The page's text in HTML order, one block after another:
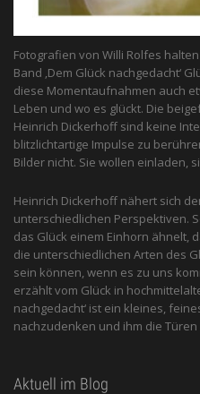
Fotografien von Willi Rolfes
Band ‚Dem Glück nachgedacht‘
diese Momentaufnahmen auch
Leben und wo es glückt. Die
Heinrich Dickerhoff sind keine
blitzlichtartige Impulse zu
Bilder nicht. Sie wollen einladen,
Heinrich Dickerhoff nähert sich
unterschiedlichen Perspektiven.
das Glück einem Einhorn ähnelt,
die unterschiedlichen Arten des
sein können, wenn es zu uns
erzählt vom Glück in
nachgedacht‘ ist ein kleines,
nachzudenken und ihm die
Aktuell im Blog